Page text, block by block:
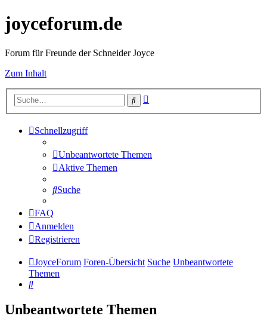
joyceforum.de
Forum für Freunde der Schneider Joyce
Zum Inhalt
Suche
Schnellzugriff
Unbeantwortete Themen
Aktive Themen
Suche
FAQ
Anmelden
Registrieren
JoyceForum Foren-Übersicht Suche Unbeantwortete
Themen
Suche
Unbeantwortete Themen